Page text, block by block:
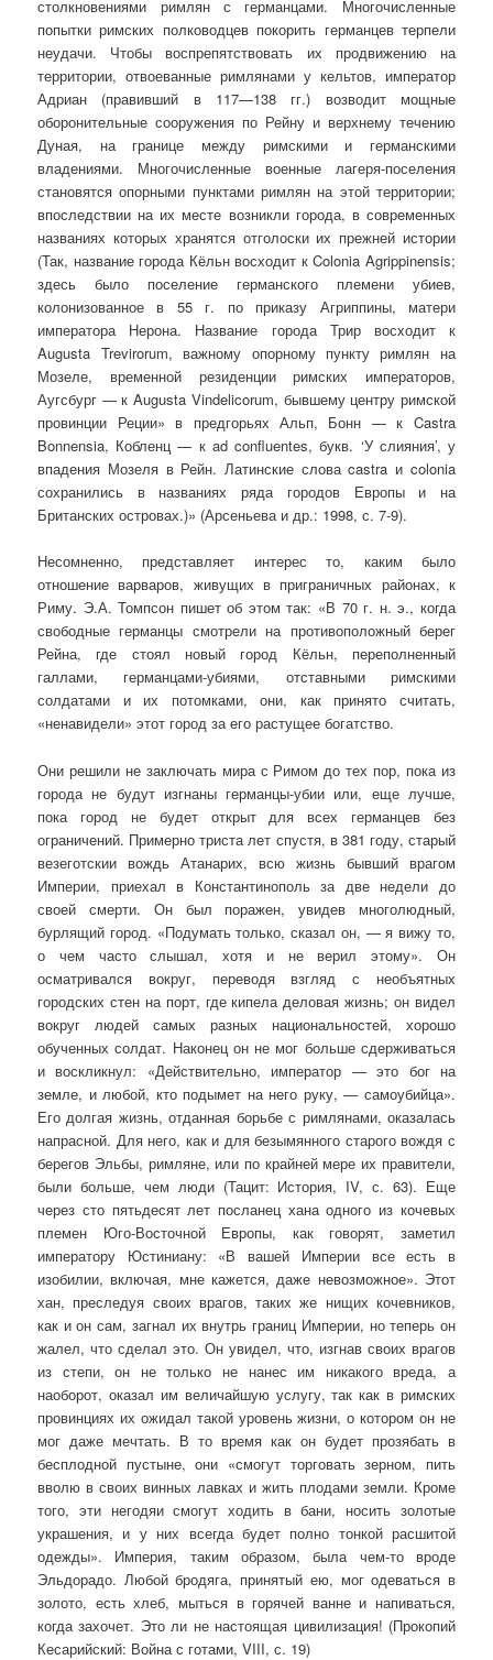
столкновениями римлян с германцами. Многочисленные
попытки рим­ских полководцев покорить германцев терпели
неудачи. Чтобы вос­препятствовать их продвижению на
территории, отвоеванные римля­нами у кельтов, император
Адриан (правивший в 117—138 гг.) возво­дит мощные
оборонительные сооружения по Рейну и верхнему тече­нию
Дуная, на границе между римскими и германскими
владениями. Многочисленные военные лагеря-поселения
становятся опорными пун­ктами римлян на этой территории;
впоследствии на их месте возникли города, в современных
названиях которых хранятся отголоски их прежней истории
(Так, название города Кёльн восходит к Colonia Agrippinensis;
здесь было посе­ление германского племени убиев,
колонизованное в 55 г. по приказу Агриппины, ма­тери
императора Нерона. Название города Трир восходит к
Augusta Trevirorum, важ­ному опорному пункту римлян на
Мозеле, временной резиденции римских императо­ров,
Аугсбург — к Augusta Vindelicorum, бывшему центру римской
провинции Реции» в предгорьях Альп, Бонн — к Castra
Bonnensia, Кобленц — к ad confluentes, букв. ‘У слияния’, у
впадения Мозеля в Рейн. Латинские слова castra и colonia
сохранились в названиях ряда городов Европы и на
Британских островах.)» (Арсеньева и др.: 1998, с. 7-9).
Несомненно, представляет интерес то, каким было
отношение варваров, живущих в приграничных районах, к
Риму. Э.А. Томпсон пишет об этом так: «В 70 г. н. э., когда
свободные германцы смотрели на противоположный берег
Рейна, где стоял новый город Кёльн, переполненный
галлами, германцами-убиями, отставными римскими
солдатами и их потомками, они, как принято считать,
«ненавидели» этот город за его растущее богатство.
Они решили не заключать мира с Римом до тех пор, пока из
города не будут изгнаны германцы-убии или, еще лучше,
пока город не будет от­крыт для всех германцев без
ограничений. Примерно триста лет спустя, в 381 году, старый
везеготскии вождь Атанарих, всю жизнь бывший врагом
Империи, приехал в Константинополь за две недели до
своей смерти. Он был поражен, увидев многолюдный,
бурлящий город. «Подумать только, сказал он, — я вижу то,
о чем часто слышал, хотя и не верил этому». Он
осматривался вокруг, переводя взгляд с необъятных
городских стен на порт, где кипела деловая жизнь; он видел
вокруг людей самых разных национальностей, хорошо
обученных солдат. Наконец он не мог больше сдерживаться
и воскликнул: «Действительно, император — это бог на
земле, и любой, кто подымет на него руку, — самоубийца».
Его долгая жизнь, отданная борьбе с римлянами, оказалась
напрасной. Для него, как и для безымянного старого вождя с
берегов Эльбы, римляне, или по край­ней мере их правители,
были больше, чем люди (Тацит: История, IV, с. 63). Еще
через сто пятьдесят лет посланец хана одного из кочевых
племен Юго-Восточной Европы, как говорят, заметил
императору Юстиниану: «В вашей Империи все есть в
изобилии, включая, мне кажется, даже невозможное». Этот
хан, пресле­дуя своих врагов, таких же нищих кочевников,
как и он сам, загнал их внутрь границ Империи, но теперь он
жалел, что сделал это. Он увидел, что, изгнав своих врагов
из степи, он не только не нанес им никакого вреда, а
наоборот, оказал им величайшую услугу, так как в римских
про­винциях их ожидал такой уровень жизни, о котором он не
мог даже меч­тать. В то время как он будет прозябать в
бесплодной пустыне, они «смо­гут торговать зерном, пить
вволю в своих винных лавках и жить плодами земли. Кроме
того, эти негодяи смогут ходить в бани, носить золотые
украшения, и у них всегда будет полно тонкой расшитой
одежды». Импе­рия, таким образом, была чем-то вроде
Эльдорадо. Любой бродяга, при­нятый ею, мог одеваться в
золото, есть хлеб, мыться в горячей ванне и напиваться,
когда захочет. Это ли не настоящая цивилизация! (Прокопий
Кесарийский: Война с готами, VIII, с. 19)